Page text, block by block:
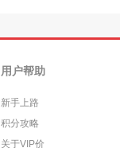
用户帮助
新手上路
积分攻略
关于VIP价